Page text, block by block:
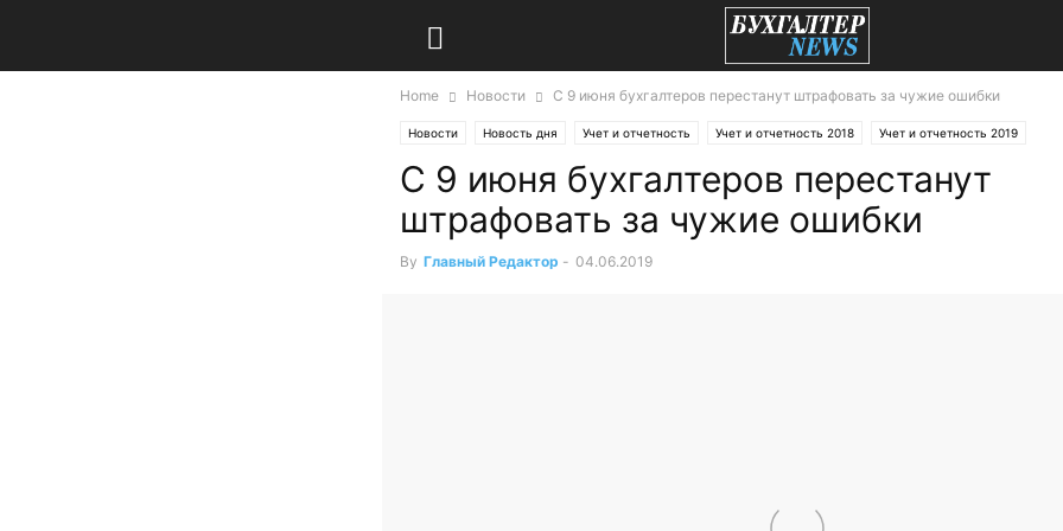
Home Новости С 9 июня бухгалтеров перестанут штрафовать за чужие ошибки
Новости Новость дня Учет и отчетность Учет и отчетность 2018 Учет и отчетность 2019
С 9 июня бухгалтеров перестанут
штрафовать за чужие ошибки
By Главный Редактор - 04.06.2019